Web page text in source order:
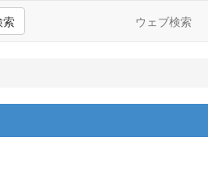
索 ウェブ検索